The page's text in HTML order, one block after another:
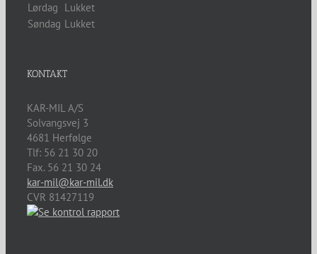
Lørdag Lukket
Søndag Lukket
KONTAKT
KAR-MIL A/S
Solvangsvej 3
4681 Herfølge
Tlf: 56 21 30 20
Fax. 56 21 30 24
kar-mil@kar-mil.dk
CVR 81427119